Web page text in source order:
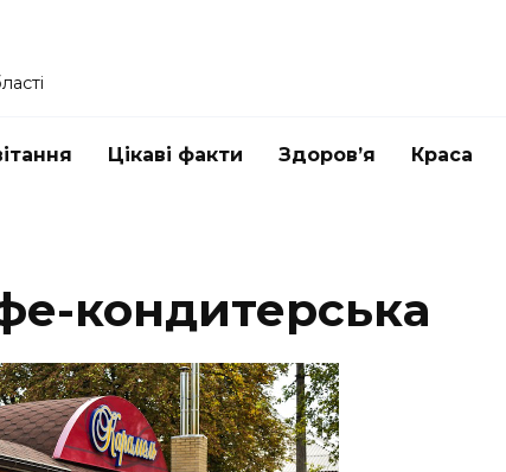
Цікаві факти Здоров’я Краса
кондитерська